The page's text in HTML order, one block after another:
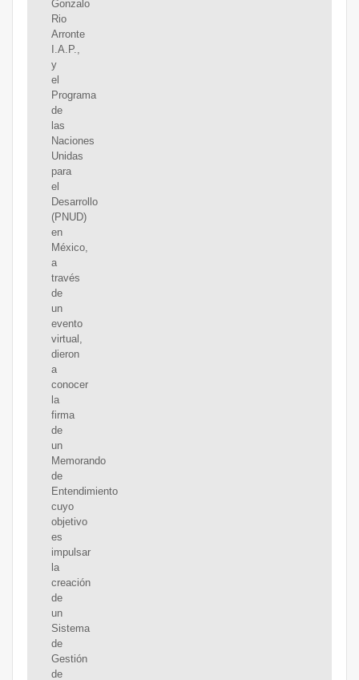
Gonzalo
Rio
Arronte
I.A.P.,
y
el
Programa
de
las
Naciones
Unidas
para
el
Desarrollo
(PNUD)
en
México,
a
través
de
un
evento
virtual,
dieron
a
conocer
la
firma
de
un
Memorando
de
Entendimiento
cuyo
objetivo
es
impulsar
la
creación
de
un
Sistema
de
Gestión
de